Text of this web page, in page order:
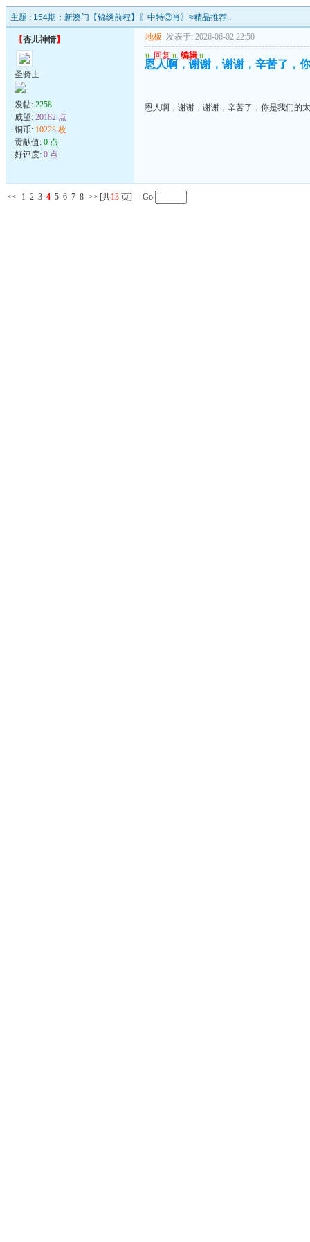
主题 : 154期：新澳门【锦绣前程】〖中特③肖〗≈精品推荐..
【杏儿神情】
圣骑士
发帖: 2258
威望: 20182 点
铜币: 10223 枚
贡献值: 0 点
好评度: 0 点
地板 发表于: 2026-06-02 22:50
u 回复 u 编辑 u
恩人啊，谢谢，谢谢，辛苦了，
恩人啊，谢谢，谢谢，辛苦了，你是我们的
<< 1 2 3 4 5 6 7 8 >> [共13 页] Go